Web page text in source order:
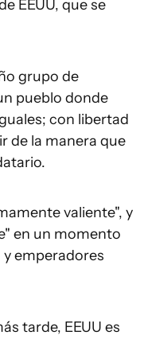
EEUU, que se
grupo de
pueblo donde
con libertad
de la manera que
valiente", y
en un momento
y emperadores
tarde, EEUU es